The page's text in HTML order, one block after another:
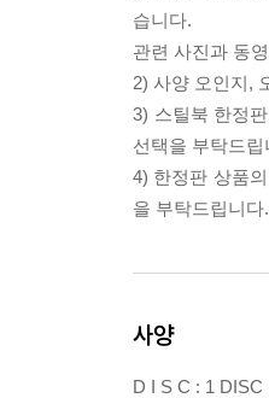
습니다.
관련 사진과 동
2) 사양 오인지,
3) 스틸북 한정
선택을 부탁드립
4) 한정판 상품
을 부탁드립니다.
사양
D I S C : 1 DISC